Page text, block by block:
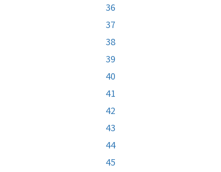
36
37
38
39
40
41
42
43
44
45